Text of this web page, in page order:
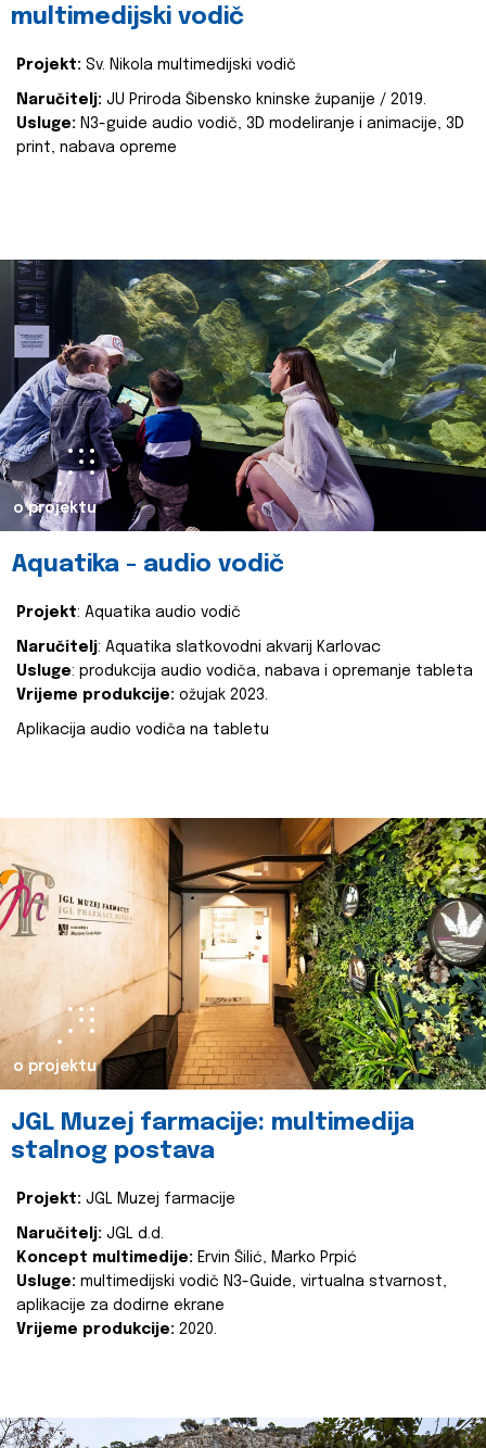
multimedijski vodič
Projekt: Sv. Nikola multimedijski vodič
Naručitelj: JU Priroda Šibensko kninske županije / 2019.
Usluge: N3-guide audio vodič, 3D modeliranje i animacije, 3D
print, nabava opreme
o projektu
Aquatika - audio vodič
Projekt: Aquatika audio vodič
Naručitelj: Aquatika slatkovodni akvarij Karlovac
Usluge: produkcija audio vodiča, nabava i opremanje tableta
Vrijeme produkcije: ožujak 2023.
Aplikacija audio vodiča na tabletu
o projektu
JGL Muzej farmacije: multimedija
stalnog postava
Projekt: JGL Muzej farmacije
Naručitelj: JGL d.d.
Koncept multimedije: Ervin Šilić, Marko Prpić
Usluge: multimedijski vodič N3-Guide, virtualna stvarnost,
aplikacije za dodirne ekrane
Vrijeme produkcije: 2020.